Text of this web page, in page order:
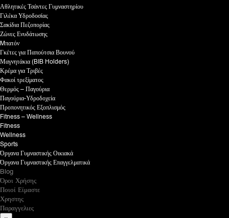
Αθλητικές Τσάντες Γυμναστηρίου
Γιλέκα Υδροδοσίας
Σακίδια Πεζοπορίας
Ζώνες Ενυδάτωσης
Mπατόν
Γκέτες για Παπούτσια Βουνού
Μαγνητάκια (BIB Holders)
Κρέμα για Τριβές
Φακοί τρεξίματος
Θερμός – Παγούρια
Παγούρια-Υδροδοχεία
Προπονητικός Εξοπλισμός
Fitness – Wellness
Fitness
Wellness
Sports
Όργανα Γυμναστικής Οικιακά
Όργανα Γυμναστικής Επαγγελματικά
Blog
Όροι Χρήσης
Ποιοί Είμαστε
Χρηστης
Παραγγελιες